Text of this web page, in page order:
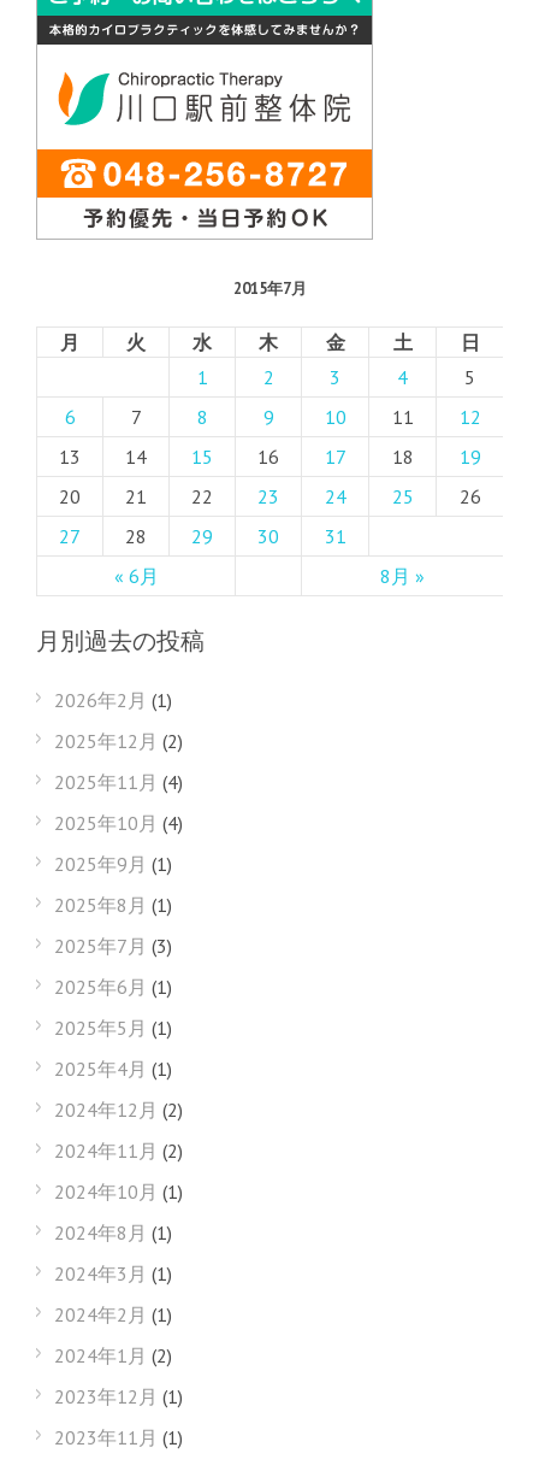
2015年7月
月 火 水 木 金 土 日
« 6月 8月 »
1 2 3 4
5
6
7 8 9 10 11
12
13
14 15 16 17 18
19
20
21 22 23 24 25
26
27
28 29 30 31
月別過去の投稿
2026年2月 (1)
2025年12月 (2)
2025年11月 (4)
2025年10月 (4)
2025年9月 (1)
2025年8月 (1)
2025年7月 (3)
2025年6月 (1)
2025年5月 (1)
2025年4月 (1)
2024年12月 (2)
2024年11月 (2)
2024年10月 (1)
2024年8月 (1)
2024年3月 (1)
2024年2月 (1)
2024年1月 (2)
2023年12月 (1)
2023年11月 (1)